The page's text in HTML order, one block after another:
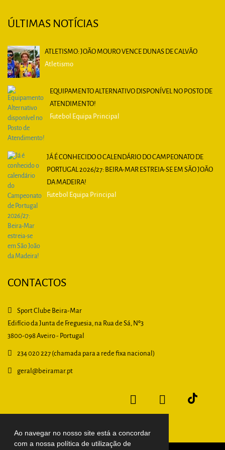
Ao navegar no nosso site está a concordar
com a nossa política de utilização de
ÚLTIMAS NOTÍCIAS
ATLETISMO: JOÃO MOURO VENCE DUNAS DE CALVÃO
Atletismo
EQUIPAMENTO ALTERNATIVO DISPONÍVEL NO POSTO DE
ATENDIMENTO!
Futebol Equipa Principal
JÁ É CONHECIDO O CALENDÁRIO DO CAMPEONATO DE
PORTUGAL 2026/27: BEIRA-MAR ESTREIA-SE EM SÃO JOÃO
DA MADEIRA!
Futebol Equipa Principal
CONTACTOS
Sport Clube Beira-Mar
Edifício da Junta de Freguesia, na Rua de Sá, Nº3
3800-098 Aveiro - Portugal
234 020 227 (chamada para a rede fixa nacional)
geral@beiramar.pt